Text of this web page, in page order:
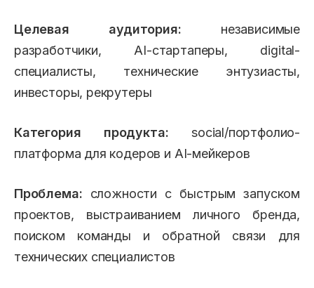
Целевая аудитория: независимые
разработчики, AI-стартаперы, digital-
специалисты, технические энтузиасты,
инвесторы, рекрутеры
Категория продукта: social/портфолио-
платформа для кодеров и AI-мейкеров
Проблема: сложности с быстрым запуском
проектов, выстраиванием личного бренда,
поиском команды и обратной связи для
технических специалистов